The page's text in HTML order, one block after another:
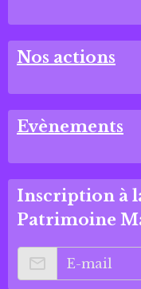
Nos actions
Evènements
Inscription à
Patrimoine